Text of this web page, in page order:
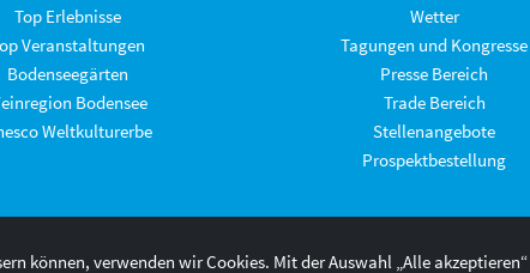
Top Erlebnisse
Veranstaltungen
Bodenseegärten
Bodensee
Weltkulturerbe
Wetter
Tagungen und Kongresse
Presse Bereich
Trade Bereich
Stellenangebote
Prospektbestellung
können, verwenden wir Cookies. Mit der Auswahl „Alle akzeptieren“